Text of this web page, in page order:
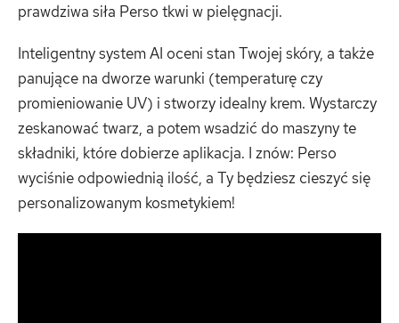
prawdziwa siła Perso tkwi w pielęgnacji.
Inteligentny system AI oceni stan Twojej skóry, a także
panujące na dworze warunki (temperaturę czy
promieniowanie UV) i stworzy idealny krem. Wystarczy
zeskanować twarz, a potem wsadzić do maszyny te
składniki, które dobierze aplikacja. I znów: Perso
wyciśnie odpowiednią ilość, a Ty będziesz cieszyć się
personalizowanym kosmetykiem!